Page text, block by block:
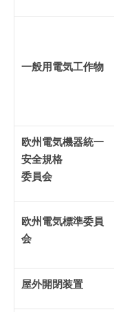
一般用電気工作物
欧州電気機器統一
安全規格
委員会
欧州電気標準委員
会
屋外開閉装置